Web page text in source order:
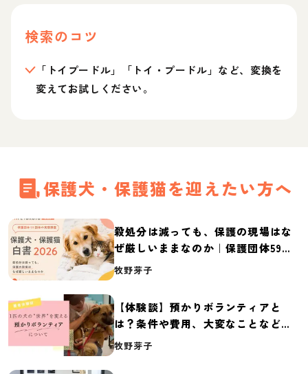
検索のコツ
「トイプードル」「トイ・プードル」など、変換を
変えてお試しください。
保護犬・保護猫を迎えたい方へ
殺処分は減っても、保護の現場はな
ぜ厳しいままなのか｜保護団体59団
体の実態調査【保護犬・保護猫白書
牧野芽子
【体験談】預かりボランティアと
は？条件や費用、大変なことなど紹
介
牧野芽子